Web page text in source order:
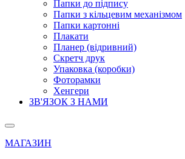
Папки до підпису
Папки з кільцевим механізмом
Папки картонні
Плакати
Планер (відривний)
Скретч друк
Упаковка (коробки)
Фоторамки
Хенгери
ЗВ'ЯЗОК З НАМИ
МАГАЗИН